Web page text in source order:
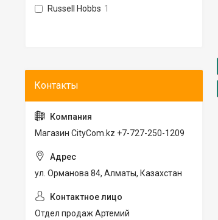
Russell Hobbs 1
Магазин CityCom.kz +7-727-250-1209
ул. Орманова 84, Алматы, Казахстан
Отдел продаж Артемий